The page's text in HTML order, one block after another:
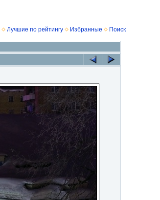
Лучшие по рейтингу Избранные Поиск